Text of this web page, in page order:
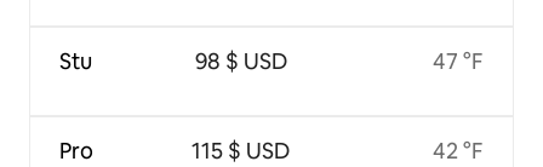
Stu
Pro
98 $ USD
115 $ USD
47 °F
42 °F